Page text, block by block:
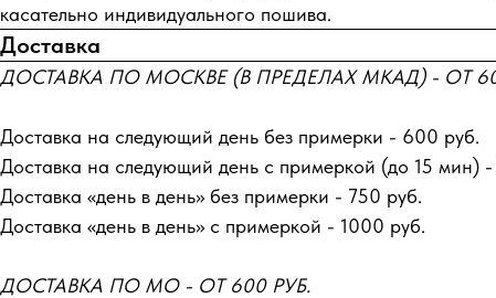
касательно индивидуального пошива.
Доставка
ДОСТАВКА ПО МОСКВЕ (В ПРЕДЕЛАХ МКАД) - ОТ
Доставка на следующий день без примерки - 600 руб.
Доставка на следующий день с примеркой (до 15 мин)
Доставка «день в день» без примерки - 750 руб.
Доставка «день в день» с примеркой - 1000 руб.
ДОСТАВКА ПО МО - ОТ 600 РУБ.